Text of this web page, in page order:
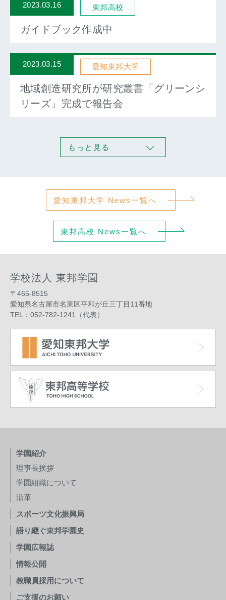
2023.03.16 東邦高校
ガイドブック作成中
2023.03.15 愛知東邦大学
地域創造研究所が研究叢書「グリーンシ
リーズ」完成で報告会
もっと見る
愛知東邦大学 News一覧へ
東邦高校 News一覧へ
学校法人 東邦学園
〒465-8515
愛知県名古屋市名東区平和が丘三丁目11番地
TEL：052-782-1241（代表）
学園紹介
理事長挨拶
学園組織について
沿革
スポーツ文化振興局
語り継ぐ東邦学園史
学園広報誌
情報公開
教職員採用について
ご支援のお願い